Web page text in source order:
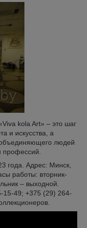
kola Art» – это шаг
и искусства, а
объединяющего людей
профессий.
года. Адрес: Минск,
работы: вторник-
– выходной.
15-49; +375 (29) 264-